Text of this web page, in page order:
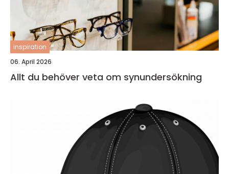
inspiration
06. April 2026
Allt du behöver veta om synundersökning